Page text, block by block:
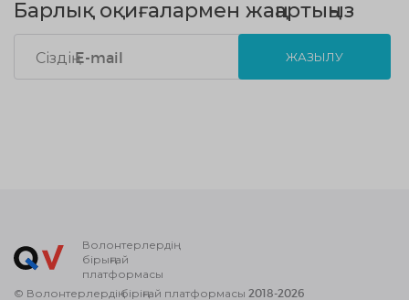
Барлық оқиғалармен жаңартыңыз
ЖАЗЫЛУ
Волонтерлердің
бірыңғай
платформасы
© Волонтерлердің біріңғай платформасы 2018-2026